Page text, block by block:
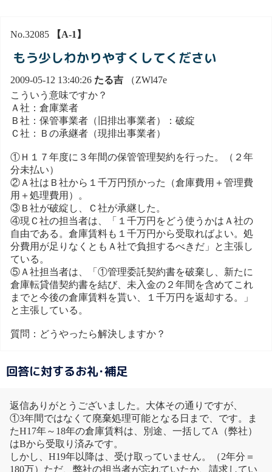
No.32085 【A-1】
もう少しわかりやすくしてください
2009-05-12 13:40:26 たる吉 （ZWl47e
こういう意味ですか？
Ａ社：倉庫業者
Ｂ社：保管事業者（旧排出事業者）：破綻
Ｃ社：Ｂの承継者（現排出事業者）
①Ｈ１７年度に３年間の保管管理契約を行った。（２年
分未払い）
②Ａ社はＢ社から１千万円預かった（倉庫費用＋管理費
用＋処理費用）。
③Ｂ社が破綻し、Ｃ社が承継した。
④現Ｃ社の担当者は、「１千万円をどう使うかはＡ社の
自由である。倉庫賃料も１千万円から受取ればよい。処
分費用が足りなくともＡ社で負担するべきだ」と主張し
ている。
⑤Ａ社担当者は、「①管理委託契約書を破棄し、新たに
倉庫転貸借契約書を結び、未入金の２年間を含めてこれ
までと今後の倉庫賃料を貰い、１千万円を返却する。」
と主張している。
質問：どうやったら解決しますか？
回答に対するお礼･補足
返信ありがとうございました。大体その通りですが、
①3年間ではなくて廃棄処理可能となる日まで、です。ま
たH17年～18年の倉庫賃料は、別途、一括してA（弊社）
はBから受取り済みです。
しかし、H19年以降は、受け取っていません。（2年分＝
180万）ただ、弊社の担当者が忘れていたか、請求してい